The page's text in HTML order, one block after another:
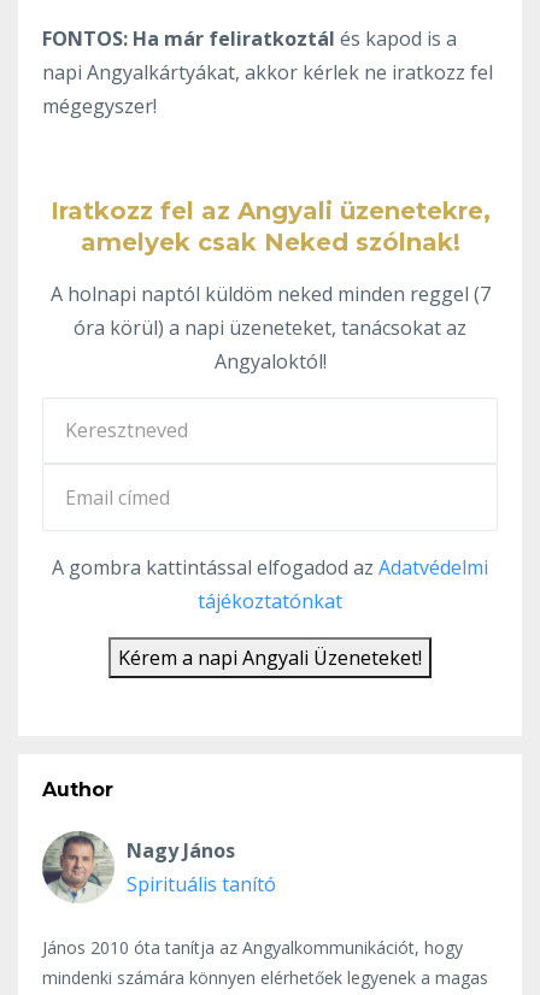
FONTOS: Ha már feliratkoztál és kapod is a
napi Angyalkártyákat, akkor kérlek ne iratkozz fel
mégegyszer!
Iratkozz fel az Angyali üzenetekre,
amelyek csak Neked szólnak!
A holnapi naptól küldöm neked minden reggel (7
óra körül) a napi üzeneteket, tanácsokat az
Angyaloktól!
A gombra kattintással elfogadod az Adatvédelmi
tájékoztatónkat
Kérem a napi Angyali Üzeneteket!
Author
Nagy János
Spirituális tanító
János 2010 óta tanítja az Angyalkommunikációt, hogy
mindenki számára könnyen elérhetőek legyenek a magas